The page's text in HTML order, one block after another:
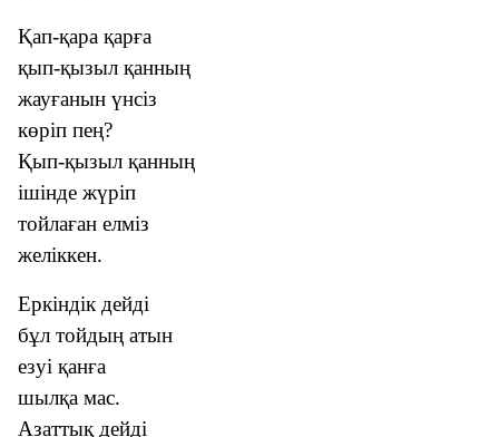
Қап-қара қарға
қып-қызыл қанның
жауғанын үнсіз
көріп пең?
Қып-қызыл қанның
ішінде жүріп
тойлаған елміз
желіккен.
Еркіндік дейді
бұл тойдың атын
езуі қанға
шылқа мас.
Азаттық дейді